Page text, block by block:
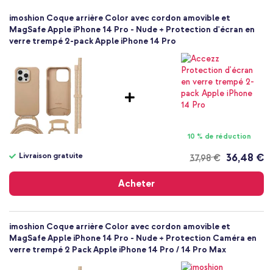
Le cordon est détachable
Le cordon est réglable en longueur
Facile à porter autour de ton cou ou de ton épaule
Fabriqué en matériel en silicone résistant aux chocs
Fini avec un revêtement mat et une doublure en microfibre
Idéal pour un festival ou un voyage, par exemple
Inclus 1 an de garantie
accessoires MagSafe ? Alors opte pour la coque Color avec
cordon détachable MagSafe d'imoshion !
SH00086408
Beige
Silicones et TPU (doux)
Non
Coque, Coque avec cordon, Coque silicone
imoshion Coque arrière Color avec cordon amovible et
MagSafe Apple iPhone 14 Pro - Nude + Protection d'écran en
verre trempé 2-pack Apple iPhone 14 Pro
10 % de réduction
37,98 €
Livraison gratuite 36,48 €
Acheter
gratuite
imoshion Coque arrière Color avec cordon amovible et
MagSafe Apple iPhone 14 Pro - Nude + Protection Caméra en
verre trempé 2 Pack Apple iPhone 14 Pro / 14 Pro Max